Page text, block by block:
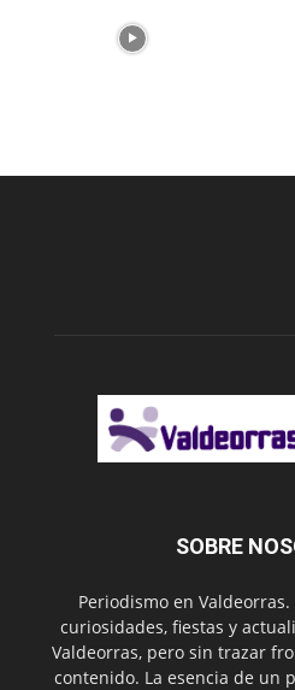
SOBRE
Periodismo en
curiosidades, fiestas y
Valdeorras, pero sin trazar
contenido. La esencia de un